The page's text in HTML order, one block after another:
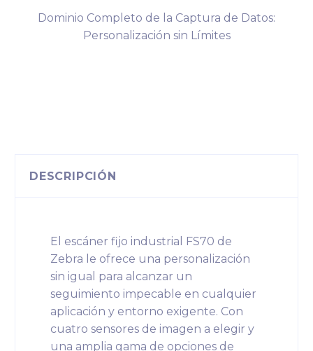
Dominio Completo de la Captura de Datos:
Personalización sin Límites
DESCRIPCIÓN
El escáner fijo industrial FS70 de
Zebra le ofrece una personalización
sin igual para alcanzar un
seguimiento impecable en cualquier
aplicación y entorno exigente. Con
cuatro sensores de imagen a elegir y
una amplia gama de opciones de